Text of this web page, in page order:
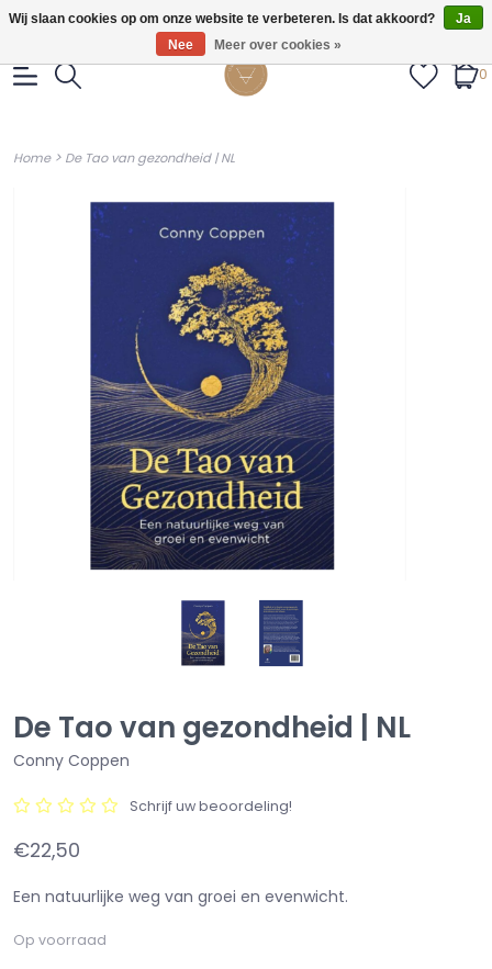
Gratis verzendig vanaf €55.
0
Home> De Tao van gezondheid | NL
De Tao van gezondheid | NL
Conny Coppen
Schrijf uw beoordeling!
€22,50
Een natuurlijke weg van groei en evenwicht.
Op voorraad
Wij slaan cookies op om onze website te verbeteren. Is dat akkoord?
Ja
Nee
Meer over cookies »